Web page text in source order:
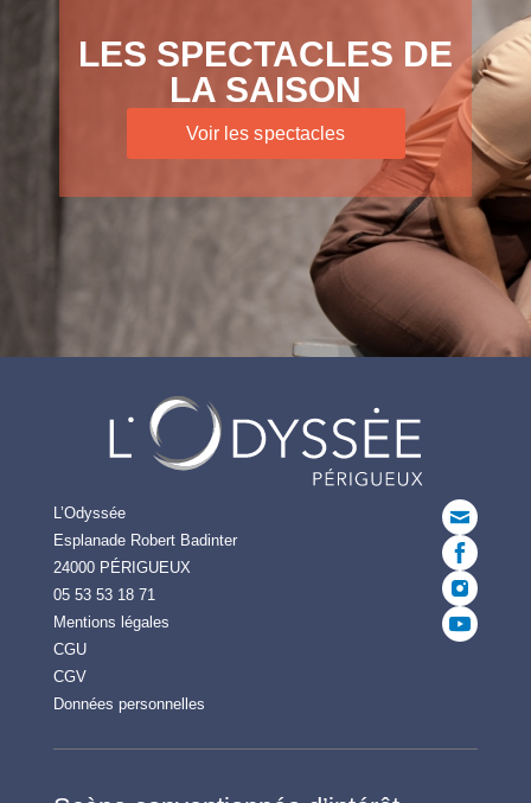
LES SPECTACLES DE
LA SAISON
Voir les spectacles
L’Odyssée
Esplanade Robert Badinter
24000 PÉRIGUEUX
05 53 53 18 71
Mentions légales
CGU
CGV
Données personnelles